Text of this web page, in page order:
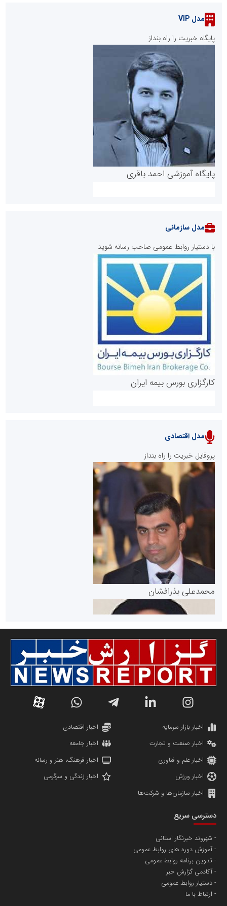
مدل VIP
پایگاه خبریت را راه بنداز
پایگاه آموزشی احمد باقری
روابط عمومی خبرگزاری گزارش خبر
پایگاه خبری نهضت ملی مسکن
پایگاه خبری گفتمان یزد
دانشگاه سئوی ایران
پایگاه اطلاع رسانی اعتلای نهادهای مردمی
مدل سازمانی
با دستیار روابط عمومی صاحب رسانه شوید
کارگزاری بورس بیمه ایران
سازمان بورس و اوراق بهادار
مرجع اخبار موثق در بازارسرمایه
سازمان صنعت،معدن و تجارت
تامین آهن اسفنجی تولیدکنندگان فولاد در کشور
مدل اقتصادی
پروفایل خبریت را راه بنداز
محمدعلی بذرافشان
مریم حاج نوروز نظری
مسعودصادقی
اخبار بازار سرمایه
اخبار اقتصادی
اخبار صنعت و تجارت
اخبار جامعه
اخبار علم و فناوری
اخبار فرهنگ، هنر و رسانه
اخبار ورزش
اخبار زندگی و سرگرمی
اخبار سازمان‌ها و شرکت‌ها
دسترسی سریع
شهروند خبرنگار استانی
آموزش دوره های روابط عمومی
تدوین برنامه روابط عمومی
آکادمی گزارش خبر
دستیار روابط عمومی
ارتباط با ما